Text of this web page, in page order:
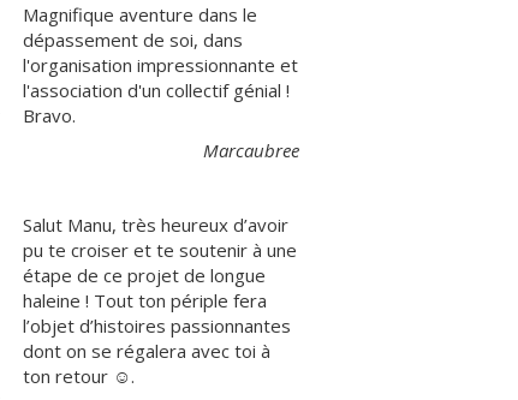
Magnifique aventure dans le
dépassement de soi, dans
l'organisation impressionnante et
l'association d'un collectif génial !
Bravo.
Marcaubree
Salut Manu, très heureux d’avoir
pu te croiser et te soutenir à une
étape de ce projet de longue
haleine ! Tout ton périple fera
l’objet d’histoires passionnantes
dont on se régalera avec toi à
ton retour ☺️.